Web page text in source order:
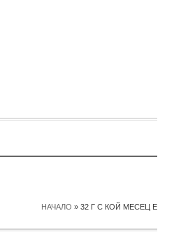
НАЧАЛО » 32 Г С КОЙ МЕСЕЦ Е